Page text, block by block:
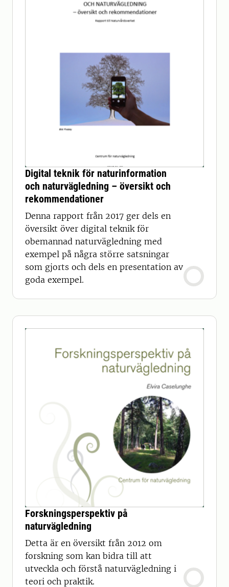
Digital teknik för naturinformation
och naturvägledning – översikt och
rekommendationer
Denna rapport från 2017 ger dels en
översikt över digital teknik för
obemannad naturvägledning med
exempel på några större satsningar
som gjorts och dels en presentation av
goda exempel.
Forskningsperspektiv på
naturvägledning
Detta är en översikt från 2012 om
forskning som kan bidra till att
utveckla och förstå naturvägledning i
teori och praktik.